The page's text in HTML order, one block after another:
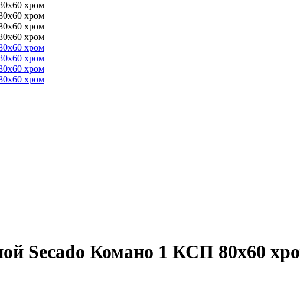
Secado Комано 1 КСП 80x60